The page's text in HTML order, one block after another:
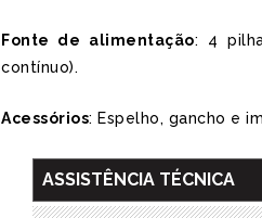
Fonte de alimentação: 4
contínuo).
Acessórios: Espelho, gancho e
ASSISTÊNCIA TÉCNICA